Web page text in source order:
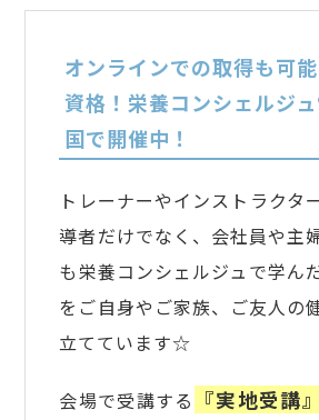
オンラインでの取得も可
資格！栄養コンシェルジ
国で開催中！
トレーナーやインストラクタ
導者だけでなく、会社員や主
も栄養コンシェルジュで学ん
をご自身やご家族、ご友人の
立てています☆
会場で受講する 『実地受講』